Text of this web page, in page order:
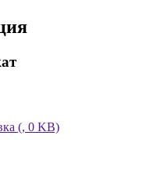
(, 0 KB)